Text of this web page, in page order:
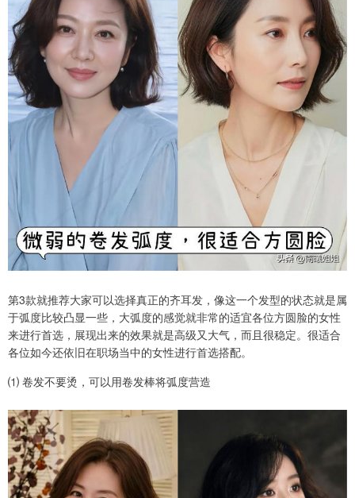
第3款就推荐大家可以选择真正的齐耳发，像这一个发型的状态就是属
于弧度比较凸显一些，大弧度的感觉就非常的适宜各位方圆脸的女性
来进行首选，展现出来的效果就是高级又大气，而且很稳定。很适合
各位如今还依旧在职场当中的女性进行首选搭配。
⑴ 卷发不要烫，可以用卷发棒将弧度营造